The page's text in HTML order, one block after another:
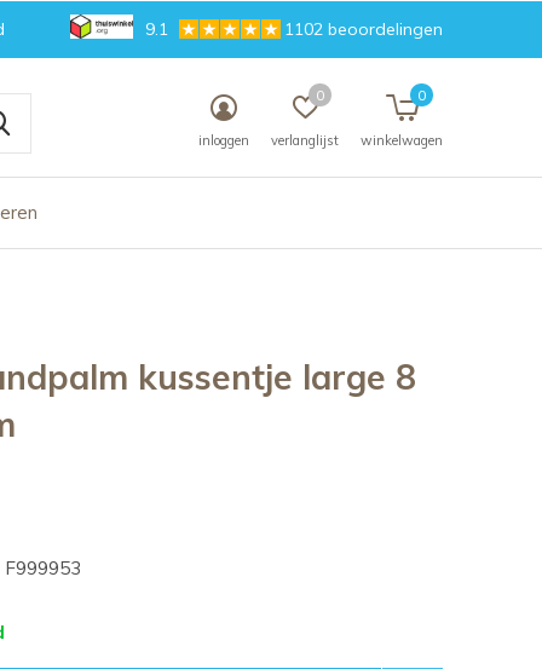
inloggen verlanglijst
0
winkelwagen
0
9.1 1102 beoordelingen
kussentje large 8
F999953